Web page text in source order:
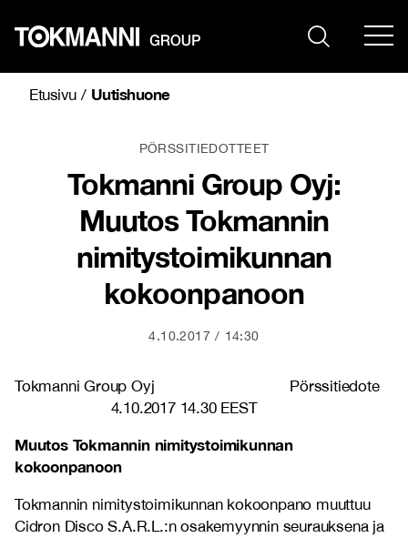
sisältöön
Etusivu/ Uutishuone
PÖRSSITIEDOTTEET
Tokmanni Group Oyj:
Muutos Tokmannin
nimitystoimikunnan
kokoonpanoon
4.10.2017 14:30
Tokmanni Group Oyj Pörssitiedote
4.10.2017 14.30 EEST
Muutos Tokmannin nimitystoimikunnan
kokoonpanoon
Tokmannin nimitystoimikunnan kokoonpano muuttuu
Cidron Disco S.A.R.L.:n osakemyynnin seurauksena ja